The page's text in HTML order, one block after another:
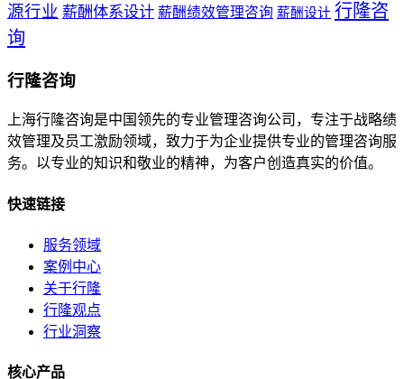
源行业 薪酬体系设计 薪酬绩效管理咨询 薪酬设计 行隆咨
询
行隆咨询
上海行隆咨询是中国领先的专业管理咨询公司，专注于战略绩
效管理及员工激励领域，致力于为企业提供专业的管理咨询服
务。以专业的知识和敬业的精神，为客户创造真实的价值。
快速链接
服务领域
案例中心
关于行隆
行隆观点
行业洞察
核心产品